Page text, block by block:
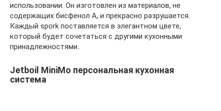
использовании. Он изготовлен из материалов, не
содержащих бисфенол А, и прекрасно разрушается.
Каждый spork поставляется в элегантном цвете,
который будет сочетаться с другими кухонными
принадлежностями..
Jetboil MiniMo персональная кухонная
система